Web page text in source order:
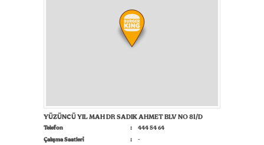
YÜZÜNCÜ YIL MAH DR SADIK AHMET BLV NO 81/D
Telefon
444 54 64
Çalışma Saatleri
-